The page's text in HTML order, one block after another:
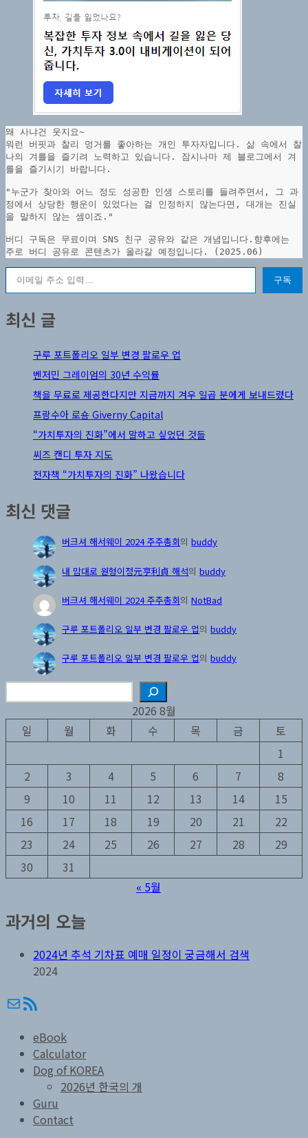
망
왜 사냐건 웃지요~
워런 버핏과 찰리 멍거를 좋아하는 개인 투자자입니다. 삶 속에서 찰
나의 겨를을 즐기려 노력하고 있습니다. 잠시나마 제 블로그에서 겨
를을 즐기시기 바랍니다.
"누군가 찾아와 어느 정도 성공한 인생 스토리를 들려주면서, 그 과
정에서 상당한 행운이 있었다는 걸 인정하지 않는다면, 대개는 진실
을 말하지 않는 셈이죠."
버디 구독은 무료이며 SNS 친구 공유와 같은 개념입니다.향후에는
주로 버디 공유로 콘텐츠가 올라갈 예정입니다. (2025.06)
이메일 주소 입력…
구독
최신 글
구루 포트폴리오 일부 변경 팔로우 업
벤저민 그레이엄의 30년 수익률
책을 무료로 제공한다지만 지금까지 겨우 일곱 분에게 보내드렸다
프랑수아 로숑 Giverny Capital
“가치투자의 진화”에서 말하고 싶었던 것들
씨즈 캔디 투자 지도
전자책 “가치투자의 진화” 나왔습니다
최신 댓글
버크셔 해서웨이 2024 주주총회의buddy
내 맘대로 원형이정元亨利貞 해석의buddy
버크셔 해서웨이 2024 주주총회의NotBad
구루 포트폴리오 일부 변경 팔로우 업의buddy
구루 포트폴리오 일부 변경 팔로우 업의buddy
색
2026 8월
일
월 화 수 목 금
토
1
2
3 4 5 6 7
8
9
10 11 12 13 14
15
16
17 18 19 20 21
22
23
24 25 26 27 28
29
30
31
« 5월
과거의 오늘
2024년 추석 기차표 예매 일정이 궁금해서 검색
2024
메일RSS
eBook
Calculator
Dog of KOREA
2026년 한국의 개
Guru
Contact